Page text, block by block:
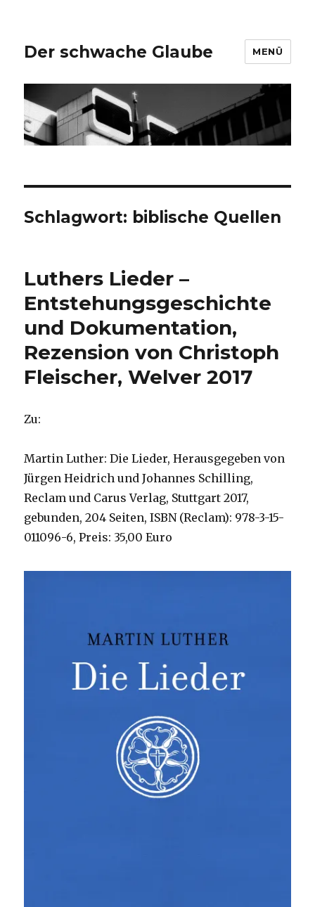
Der schwache Glaube MENÜ
Schlagwort: biblische Quellen
Luthers Lieder –
Entstehungsgeschichte
und Dokumentation,
Rezension von Christoph
Fleischer, Welver 2017
Zu:
Martin Luther: Die Lieder, Herausgegeben von
Jürgen Heidrich und Johannes Schilling,
Reclam und Carus Verlag, Stuttgart 2017,
gebunden, 204 Seiten, ISBN (Reclam): 978-3-15-
011096-6, Preis: 35,00 Euro